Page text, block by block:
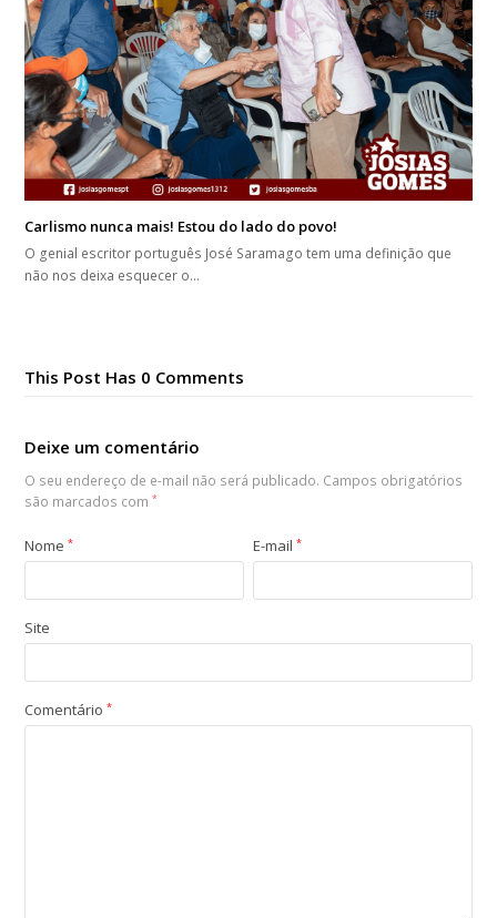
Carlismo nunca mais! Estou do lado do povo!
O genial escritor português José Saramago tem uma definição que
não nos deixa esquecer o…
This Post Has 0 Comments
Deixe um comentário
O seu endereço de e-mail não será publicado. Campos obrigatórios
são marcados com*
Nome* E-mail*
Site
Comentário*